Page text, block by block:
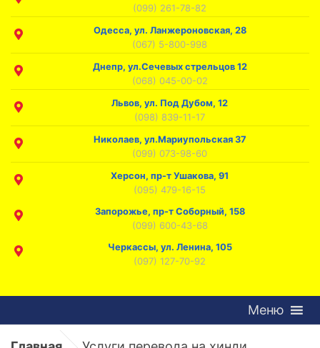
(099) 261-78-82
Одесса, ул. Ланжероновская, 28
(067) 5-800-998
Днепр, ул.Сечевых стрельцов 12
(068) 045-00-02
Львов, ул. Под Дубом, 12
(098) 839-11-17
Николаев, ул.Мариупольская 37
(099) 073-98-60
Херсон, пр-т Ушакова, 91
(095) 479-16-15
Запорожье, пр-т Соборный, 158
(099) 600-43-68
Черкассы, ул. Ленина, 105
(097) 127-70-92
Меню